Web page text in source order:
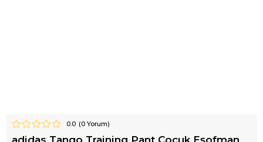
0.0 (0Yorum)
adidas Tango Training Pant Çocuk Eşofman